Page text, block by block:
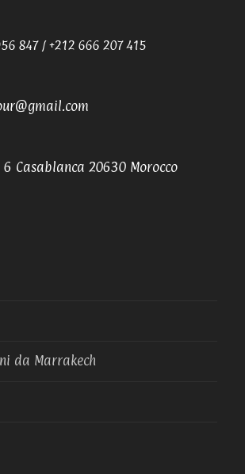
847 / +212 666 207 415
Casablanca 20630 Morocco
da Marrakech